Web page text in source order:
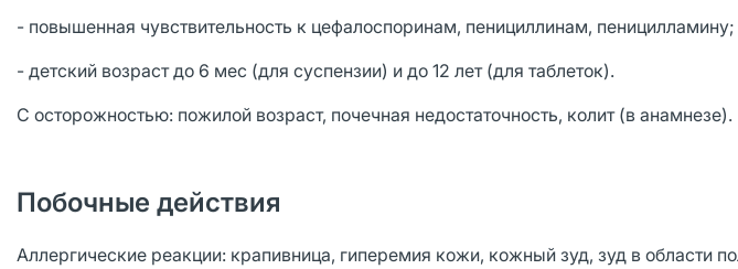
- повышенная чувствительность к цефалоспоринам, пенициллинам, пеницилламину;
- детский возраст до 6 мес (для суспензии) и до 12 лет (для таблеток).
С осторожностью: пожилой возраст, почечная недостаточность, колит (в анамнезе).
Побочные действия
Аллергические реакции: крапивница, гиперемия кожи, кожный зуд, зуд в области